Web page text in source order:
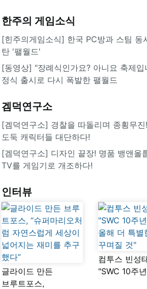
한주의 게임소식
[힌주의게임소식] 한국 PC방과 스팀 동
탄 '팰월드'
[동영상] "장례식인가요? 아니요 축제입
정식 출시로 다시 폭발한 팰월드
겜덕연구소
[겜덕연구소] 경찰을 따돌리며 종횡무
도둑 캐릭터들 대단하다!
[겜덕연구소] 디자인 끝장! 명품 뱅앤올
TV를 게임기로 개조하다!
인터뷰
글라이드 만든
브루트포스,
컴투스 빈성
"SWC 10주